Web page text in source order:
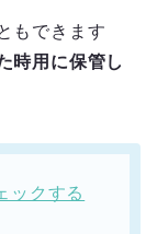
もできます
時用に保管し
ックする